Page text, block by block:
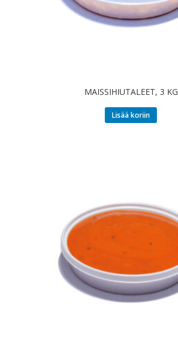
MAISSIHIUTALEET, 3 KG
Lisää koriin